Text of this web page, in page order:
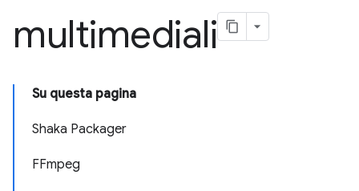
multimediali
Su questa pagina
Shaka Packager
FFmpeg